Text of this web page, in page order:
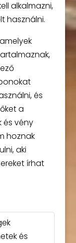
alkalmazni,
használni.
és
a
és vény
hoznak
aki
írhat
és